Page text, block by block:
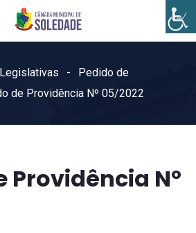
Pedido de
de Providência Nº 05/2022
Providência Nº